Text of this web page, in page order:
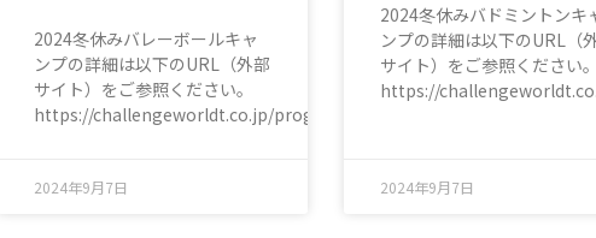
2024冬休みバレーボールキャ
ンプの詳細は以下のURL（外部
サイト）をご参照ください。
https://challengeworldt.co.jp/program/volleyball/
2024年9月7日
2024冬休みバドミントンキ
ンプの詳細は以下のURL（
サイト）をご参照ください
https://
2024年9月7日